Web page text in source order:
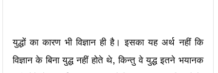
युद्धों का कारण भी विज्ञान ही है। इसका यह अर्थ नहीं कि
विज्ञान के बिना युद्ध नहीं होते थे, किन्तु वे युद्ध इतने भयानक